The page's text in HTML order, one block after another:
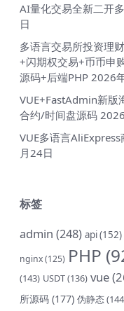
AI量化交易全新二开
日
多语言交易所投资理
+闪期权交易+币币申
源码+后端PHP 2026
VUE+FastAdmin新版
合约/时间盘源码
VUE多语言
月24日
标签
admin (248) api(152)
nginx(125) PHP
(143) USDT(136) vue
所源码 (177) 伪静态